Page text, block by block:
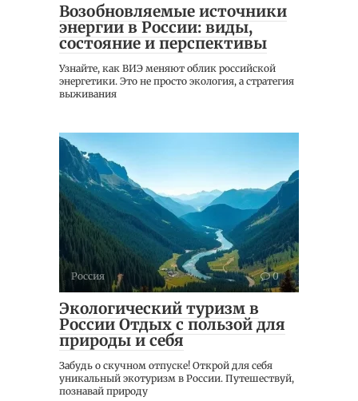
Возобновляемые источники
энергии в России: виды,
состояние и перспективы
Узнайте, как ВИЭ меняют облик российской
энергетики. Это не просто экология, а стратегия
выживания
Россия 0
Экологический туризм в
России Отдых с пользой для
природы и себя
Забудь о скучном отпуске! Открой для себя
уникальный экотуризм в России. Путешествуй,
познавай природу